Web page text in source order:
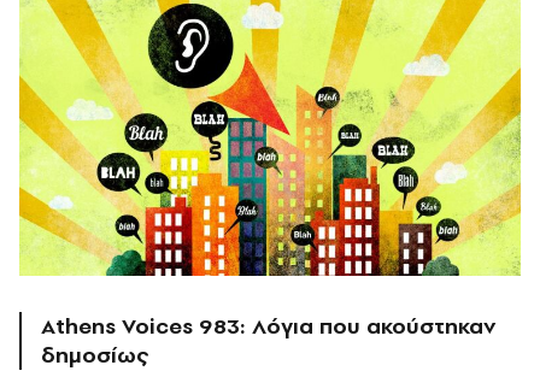
Athens Voices 983: Λόγια που ακούστηκαν
δημοσίως